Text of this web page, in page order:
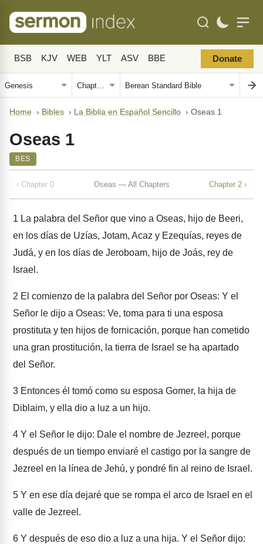
BSB KJV WEB YLT ASV BBE Donate
Home › Bibles › La Biblia en Español Sencillo › Oseas 1
Oseas 1
BES
‹ Chapter 0 Oseas — All Chapters Chapter 2 ›
1 La palabra del Señor que vino a Oseas, hijo de Beeri,
en los días de Uzías, Jotam, Acaz y Ezequías, reyes de
Judá, y en los días de Jeroboam, hijo de Joás, rey de
Israel.
2 El comienzo de la palabra del Señor por Oseas: Y el
Señor le dijo a Oseas: Ve, toma para ti una esposa
prostituta y ten hijos de fornicación, porque han cometido
una gran prostitución, la tierra de Israel se ha apartado
del Señor.
3 Entonces él tomó como su esposa Gomer, la hija de
Diblaim, y ella dio a luz a un hijo.
4 Y el Señor le dijo: Dale el nombre de Jezreel, porque
después de un tiempo enviaré el castigo por la sangre de
Jezreel en la línea de Jehú, y pondré fin al reino de Israel.
5 Y en ese día dejaré que se rompa el arco de Israel en el
valle de Jezreel.
6 Y después de eso dio a luz a una hija. Y el Señor dijo: